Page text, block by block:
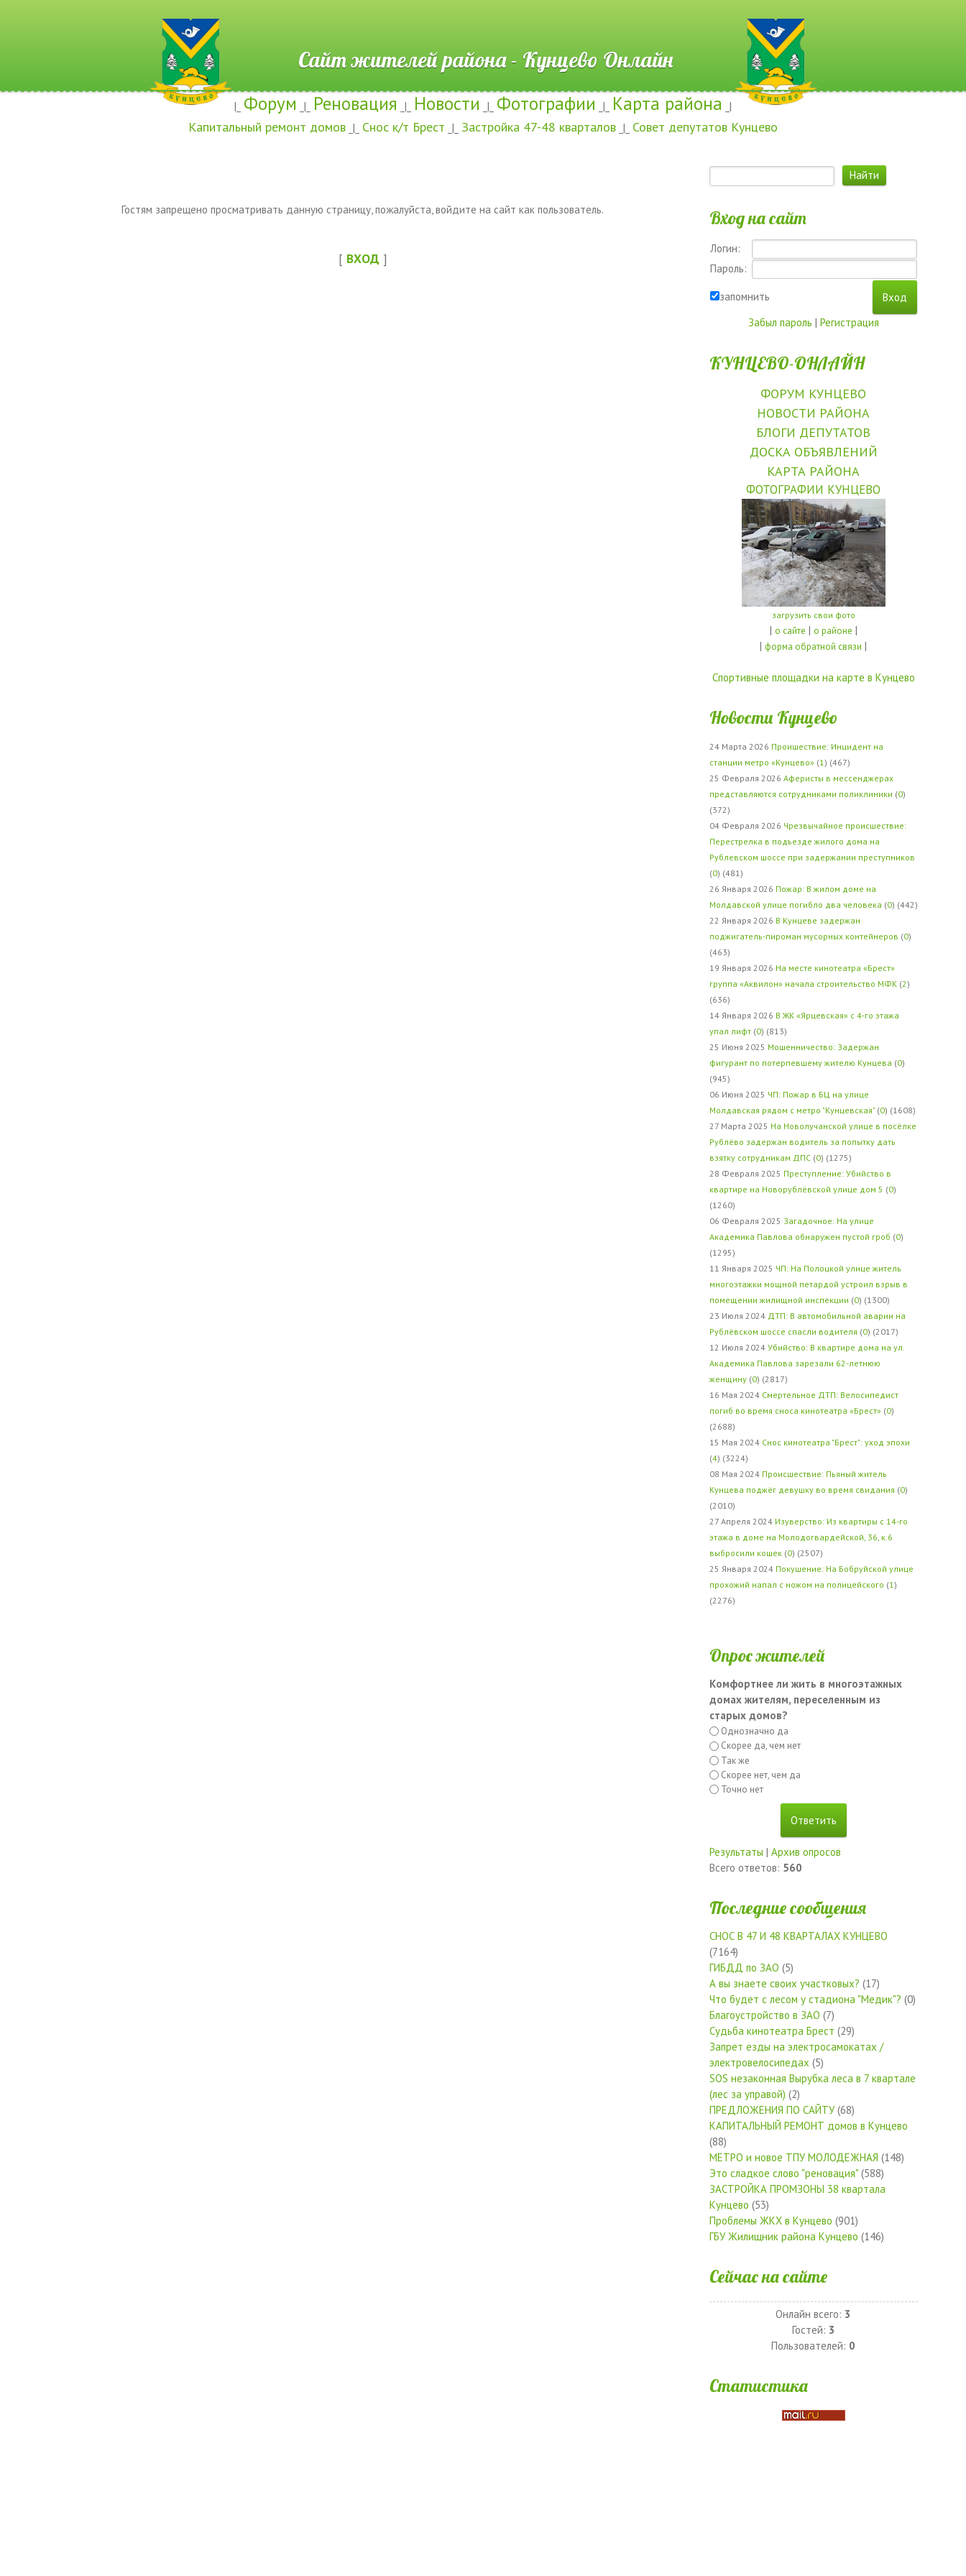
Сайт жителей района - Кунцево Онлайн
|_ Форум _|_ Реновация _|_ Новости _|_ Фотографии _|_ Карта района _|
Капитальный ремонт домов _|_ Снос к/т Брест _|_ Застройка 47-48 кварталов _|_ Совет депутатов Кунцево
Гостям запрещено просматривать данную страницу, пожалуйста, войдите на сайт как пользователь.
[ ВХОД ]
Вход на сайт
Логин:
Пароль:
запомнить
Забыл пароль | Регистрация
КУНЦЕВО-ОНЛАЙН
ФОРУМ КУНЦЕВО
НОВОСТИ РАЙОНА
БЛОГИ ДЕПУТАТОВ
ДОСКА ОБЪЯВЛЕНИЙ
КАРТА РАЙОНА
ФОТОГРАФИИ КУНЦЕВО
загрузить свои фото
| о сайте | о районе |
|форма обратной связи |
Спортивные площадки на карте в Кунцево
Новости Кунцево
24 Марта 2026 Проишествие: Инцидент на
станции метро «Кунцево» (1) (467)
25 Февраля 2026 Аферисты в мессенджерах
представляются сотрудниками поликлиники (0)
(372)
04 Февраля 2026 Чрезвычайное происшествие:
Перестрелка в подъезде жилого дома на
Рублевском шоссе при задержании преступников
(0) (481)
26 Января 2026 Пожар: В жилом доме на
Молдавской улице погибло два человека (0) (442)
22 Января 2026 В Кунцеве задержан
поджигатель-пироман мусорных контейнеров (0)
(463)
19 Января 2026 На месте кинотеатра «Брест»
группа «Аквилон» начала строительство МФК (2)
(636)
14 Января 2026 В ЖК «Ярцевская» с 4-го этажа
упал лифт (0) (813)
25 Июня 2025 Мошенничество: Задержан
фигурант по потерпевшему жителю Кунцева (0)
(945)
06 Июня 2025 ЧП: Пожар в БЦ на улице
Молдавская рядом с метро "Кунцевская" (0) (1608)
27 Марта 2025 На Новолучанской улице в посёлке
Рублёво задержан водитель за попытку дать
взятку сотрудникам ДПС (0) (1275)
28 Февраля 2025 Преступление: Убийство в
квартире на Новорублёвской улице дом 5 (0)
(1260)
06 Февраля 2025 Загадочное: На улице
Академика Павлова обнаружен пустой гроб (0)
(1295)
11 Января 2025 ЧП: На Полоцкой улице житель
многоэтажки мощной петардой устроил взрыв в
помещении жилищной инспекции (0) (1300)
23 Июля 2024 ДТП: В автомобильной аварии на
Рублёвском шоссе спасли водителя (0) (2017)
12 Июля 2024 Убийство: В квартире дома на ул.
Академика Павлова зарезали 62-летнюю
женщину (0) (2817)
16 Мая 2024 Смертельное ДТП: Велосипедист
погиб во время сноса кинотеатра «Брест» (0)
(2688)
15 Мая 2024 Снос кинотеатра "Брест": уход эпохи
(4) (3224)
08 Мая 2024 Происшествие: Пьяный житель
Кунцева поджёг девушку во время свидания (0)
(2010)
27 Апреля 2024 Изуверство: Из квартиры с 14-го
этажа в доме на Молодогвардейской, 36, к.6
выбросили кошек (0) (2507)
25 Января 2024 Покушение: На Бобруйской улице
прохожий напал с ножом на полицейского (1)
(2276)
Опрос жителей
Комфортнее ли жить в многоэтажных
домах жителям, переселенным из
старых домов?
Однозначно да
Скорее да, чем нет
Так же
Скорее нет, чем да
Точно нет
Результаты | Архив опросов
Всего ответов: 560
Последние сообщения
СНОС В 47 И 48 КВАРТАЛАХ КУНЦЕВО
(7164)
ГИБДД по ЗАО (5)
А вы знаете своих участковых? (17)
Что будет с лесом у стадиона "Медик"? (0)
Благоустройство в ЗАО (7)
Судьба кинотеатра Брест (29)
Запрет езды на электросамокатах /
электровелосипедах (5)
SOS незаконная Вырубка леса в 7 квартале
(лес за управой) (2)
ПРЕДЛОЖЕНИЯ ПО САЙТУ(68)
КАПИТАЛЬНЫЙ РЕМОНТ домов в Кунцево
(88)
МЕТРО и новое ТПУ МОЛОДЕЖНАЯ (148)
Это сладкое слово "реновация"(588)
ЗАСТРОЙКА ПРОМЗОНЫ 38 квартала
Кунцево (53)
Проблемы ЖКХ в Кунцево (901)
ГБУ Жилищник района Кунцево (146)
Сейчас на сайте
Онлайн всего: 3
Гостей: 3
Пользователей: 0
Статистика